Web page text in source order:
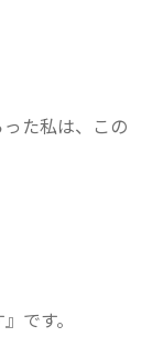
た私は、この
です。